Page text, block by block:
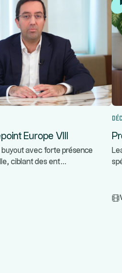
Europe VIII
avec forte présence
ciblant des ent...